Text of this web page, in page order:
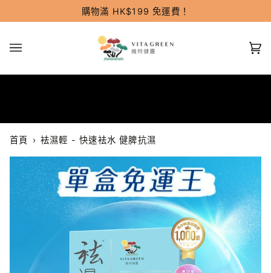
過
購物滿 HK$199 免運費！
首頁 › 袪濕輕 - 快速袪水 健脾抗濕